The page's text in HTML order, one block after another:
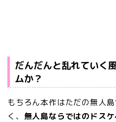
だんだんと乱れていく
ムか？
もちろん本作はただの無人
く、 無人島ならではのドス